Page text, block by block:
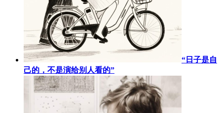
“日子是自
己的，不是演给别人看的”